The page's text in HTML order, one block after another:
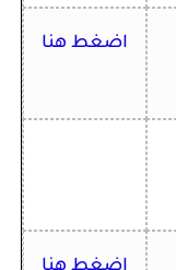
اضغط هنا